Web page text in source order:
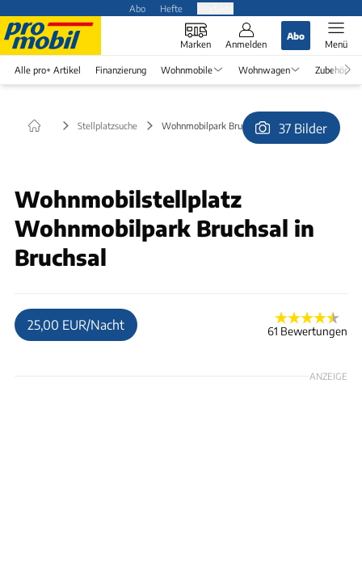
Abo Hefte
Marken Anmelden
Abo
Menü
Alle pro+ Artikel Finanzierung Wohnmobile Wohnwagen Zubehör
Stellplatzsuche Wohnmobilpark Bruchsal in Bruchsal
37 Bilder
Wohnmobilstellplatz
Wohnmobilpark Bruchsal in
Bruchsal
25,00 EUR/Nacht 61 Bewertungen
ANZEIGE